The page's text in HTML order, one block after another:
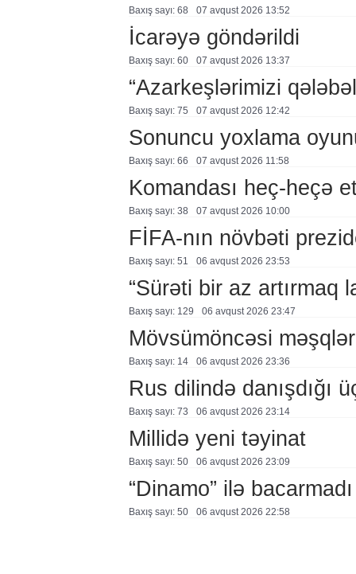
Baxış sayı: 68 07 avqust 2026 13:52
İcarəyə göndərildi
Baxış sayı: 60 07 avqust 2026 13:37
“Azarkeşlərimizi
Baxış sayı: 75 07 avqust 2026 12:42
Sonuncu yoxlama
Baxış sayı: 66 07 avqust 2026 11:58
Komandası heç-heçə
Baxış sayı: 38 07 avqust 2026 10:00
FİFA-nın növbəti
Baxış sayı: 51 06 avqust 2026 23:53
“Sürəti bir az artırmaq
Baxış sayı: 129 06 avqust 2026 23:47
Mövsümöncəsi
Baxış sayı: 14 06 avqust 2026 23:36
Rus dilində danışdığı
Baxış sayı: 73 06 avqust 2026 23:14
Millidə yeni təyinat
Baxış sayı: 50 06 avqust 2026 23:09
“Dinamo” ilə bacarmadı
Baxış sayı: 50 06 avqust 2026 22:58